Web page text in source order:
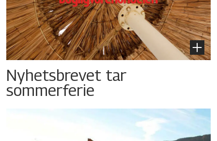
Nyhetsbrevet tar
sommerferie